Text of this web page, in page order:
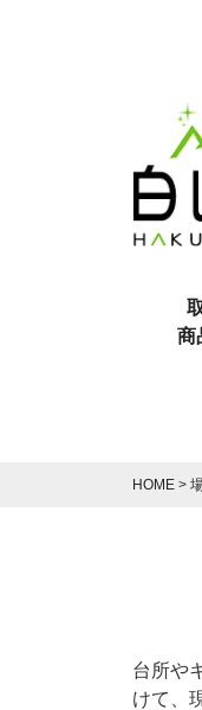
商
HOME
台所や
けて、